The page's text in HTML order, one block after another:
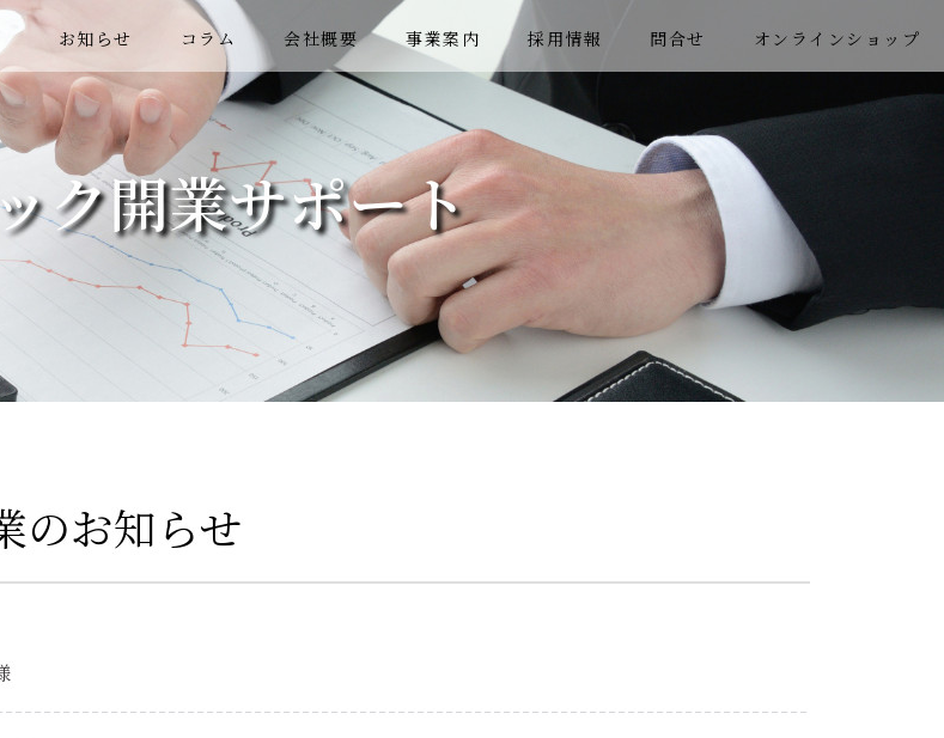
お知らせ コラム 会社概要 事業案内 採用情報 問合せ オンラインショップ
ク開業サポート
のお知らせ